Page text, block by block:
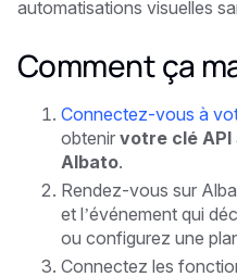
automatisations visuelles
Comment ça
Connectez-vous à
obtenir votre clé API
Albato.
Rendez-vous sur
et l’événement qui
ou configurez une
Connectez les